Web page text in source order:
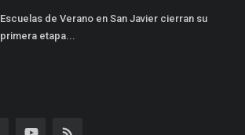
Escuelas de Verano en San Javier cierran su
primera etapa...